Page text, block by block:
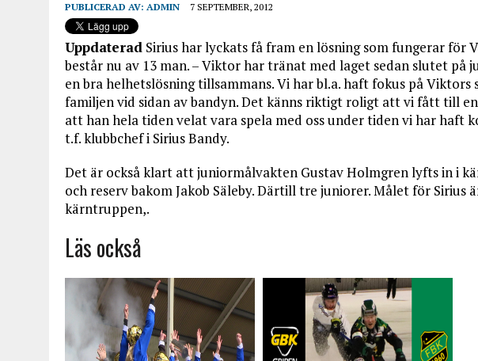
PUBLICERAD AV: ADMIN 7 SEPTEMBER, 2012
Uppdaterad Sirius har lyckats få fram en lösning som fungerar för
består nu av 13 man. – Viktor har tränat med laget sedan slutet på
en bra helhetslösning tillsammans. Vi har bl.a. haft fokus på
familjen vid sidan av bandyn. Det känns riktigt roligt att vi fått till
att han hela tiden velat vara spela med oss under tiden vi har haft
t.f. klubbchef i Sirius Bandy.
Det är också klart att juniormålvakten Gustav Holmgren lyfts in i
och reserv bakom Jakob Säleby. Därtill tre juniorer. Målet för Sirius
kärntruppen,.
Läs också